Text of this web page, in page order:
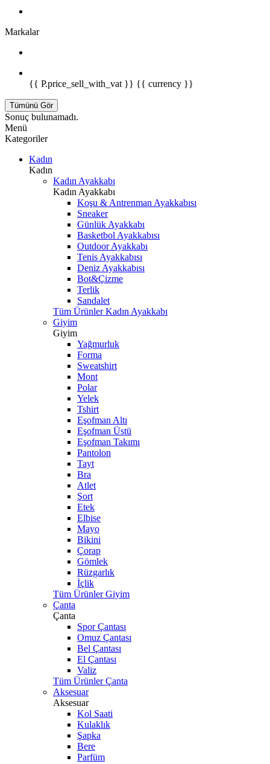
Markalar
{{ P.price_sell_with_vat }} {{ currency }}
Tümünü Gör
Sonuç bulunamadı.
Menü
Kategoriler
Kadın
Kadın
Kadın Ayakkabı
Kadın Ayakkabı
Koşu & Antrenman Ayakkabısı
Sneaker
Günlük Ayakkabı
Basketbol Ayakkabısı
Outdoor Ayakkabı
Tenis Ayakkabısı
Deniz Ayakkabısı
Bot&Çizme
Terlik
Sandalet
Tüm Ürünler Kadın Ayakkabı
Giyim
Giyim
Yağmurluk
Forma
Sweatshirt
Mont
Polar
Yelek
Tshirt
Eşofman Altı
Eşofman Üstü
Eşofman Takımı
Pantolon
Tayt
Bra
Atlet
Şort
Etek
Elbise
Mayo
Bikini
Çorap
Gömlek
Rüzgarlık
İçlik
Tüm Ürünler Giyim
Çanta
Çanta
Spor Çantası
Omuz Çantası
Bel Çantası
El Çantası
Valiz
Tüm Ürünler Çanta
Aksesuar
Aksesuar
Kol Saati
Kulaklık
Şapka
Bere
Parfüm